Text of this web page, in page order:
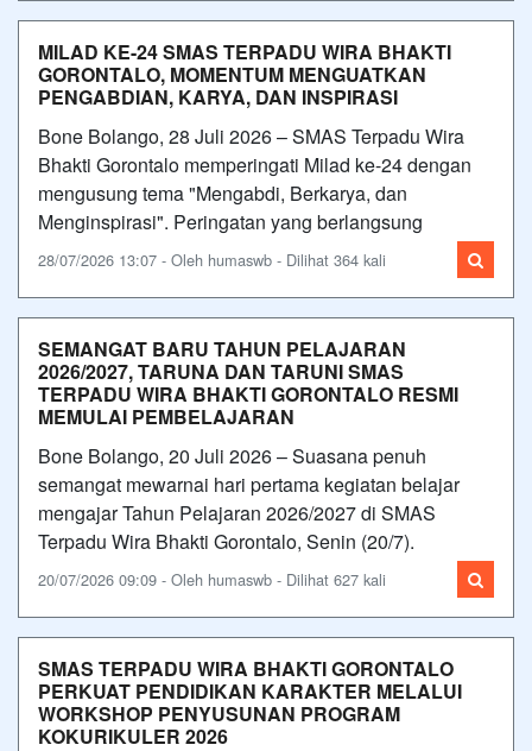
MILAD KE-24 SMAS TERPADU WIRA BHAKTI
GORONTALO, MOMENTUM MENGUATKAN
PENGABDIAN, KARYA, DAN INSPIRASI
Bone Bolango, 28 Juli 2026 – SMAS Terpadu Wira
Bhakti Gorontalo memperingati Milad ke-24 dengan
mengusung tema "Mengabdi, Berkarya, dan
Menginspirasi". Peringatan yang berlangsung
28/07/2026 13:07 - Oleh humaswb - Dilihat 364 kali
SEMANGAT BARU TAHUN PELAJARAN
2026/2027, TARUNA DAN TARUNI SMAS
TERPADU WIRA BHAKTI GORONTALO RESMI
MEMULAI PEMBELAJARAN
Bone Bolango, 20 Juli 2026 – Suasana penuh
semangat mewarnai hari pertama kegiatan belajar
mengajar Tahun Pelajaran 2026/2027 di SMAS
Terpadu Wira Bhakti Gorontalo, Senin (20/7).
20/07/2026 09:09 - Oleh humaswb - Dilihat 627 kali
SMAS TERPADU WIRA BHAKTI GORONTALO
PERKUAT PENDIDIKAN KARAKTER MELALUI
WORKSHOP PENYUSUNAN PROGRAM
KOKURIKULER 2026